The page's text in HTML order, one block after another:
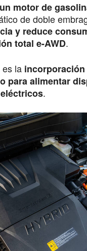
motor de
de doble
y reduce
total e-AWD.
la
para alimentar
.